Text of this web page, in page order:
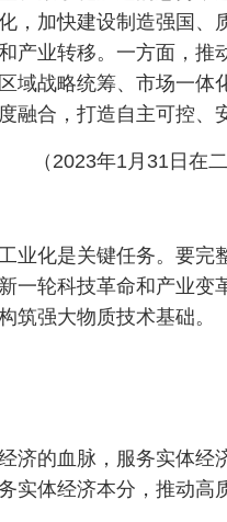
加快建设制造强国
产业转移。一方面，
战略统筹、市场一体
合，打造自主可控、
（2023年1月31日在
化是关键任务。要
轮科技革命和产业变
筑强大物质技术基础。
的血脉，服务实体经
体经济本分，推动高